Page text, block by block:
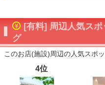
[有料] 周辺人気ス
グ
このお店(施設)周辺の人気スポ
4位